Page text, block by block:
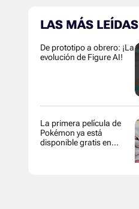
LAS MÁS LEÍDAS
De prototipo a obrero: ¡La
evolución de Figure AI!
La primera película de
Pokémon ya está
disponible gratis en